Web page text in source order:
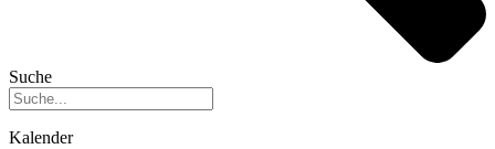
Suche
Kalender